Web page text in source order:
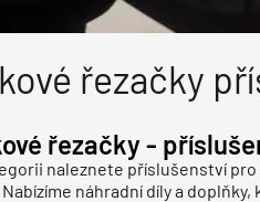
řezačky
řezačky -
naleznete příslušenství pro
náhradní díly a